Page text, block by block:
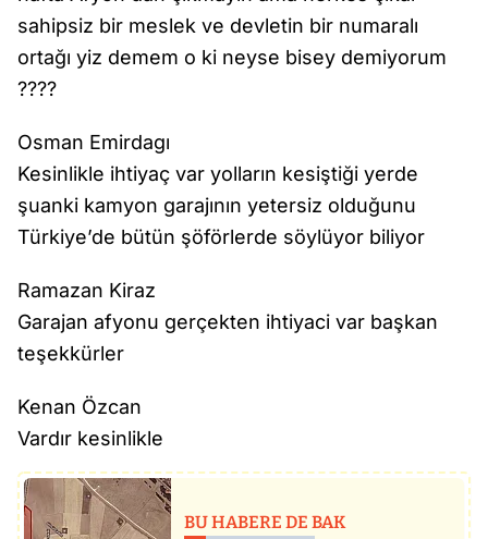
sahipsiz bir meslek ve devletin bir numaralı
ortağı yiz demem o ki neyse bisey demiyorum
????
Osman Emirdagı
Kesinlikle ihtiyaç var yolların kesiştiği yerde
şuanki kamyon garajının yetersiz olduğunu
Türkiye’de bütün şöförlerde söylüyor biliyor
Ramazan Kiraz
Garajan afyonu gerçekten ihtiyaci var başkan
teşekkürler
Kenan Özcan
Vardır kesinlikle
BU HABERE DE BAK